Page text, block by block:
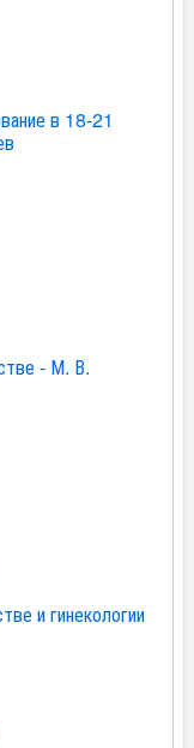
в 18-21
- М. В.
и гинекологии